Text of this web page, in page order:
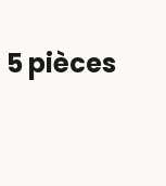
pièces